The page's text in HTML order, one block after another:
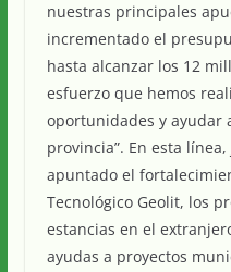
nuestras principales
incrementado el
hasta alcanzar los 12
esfuerzo que hemos
oportunidades y ayudar
provincia”. En esta
apuntado el
Tecnológico Geolit, los
estancias en el
ayudas a proyectos